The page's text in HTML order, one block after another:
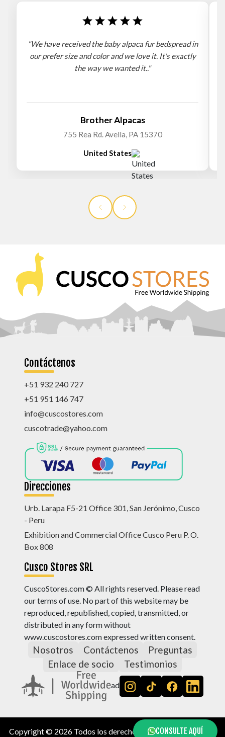
"We have received the baby alpaca fur bedspread in
our prefer size and color and we love it. It's exactly
the way we wanted it.."
Brother Alpacas
755 Rea Rd. Avella, PA 15370
United States
Contáctenos
+51 932 240 727
+51 951 146 747
info@cuscostores.com
cuscotrade@yahoo.com
Direcciones
Urb. Larapa F5-21 Office 301, San Jerónimo, Cusco
- Peru
Exhibition and Commercial Office Cusco Peru P. O.
Box 808
Cusco Stores SRL
CuscoStores.com © All rights reserved. Please read
our terms of use. No part of this website may be
reproduced, republished, copied, transmitted, or
distributed in any form without
www.cuscostores.com expressed written consent.
Nosotros Contáctenos
Preguntas
Enlace de socio
Testimonios
ad
Copyright © 2026 Todos los derechos reservados, byCusco
CONSULTE AQUÍ